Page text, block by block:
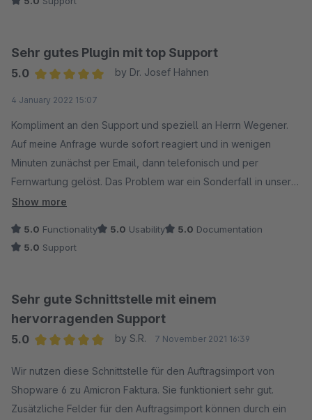
Sehr gutes Plugin mit top Support
5.0
by Dr. Josef Hahnen
4 January 2022 15:07
Kompliment an den Support und speziell an Herrn Wegener.
Auf meine Anfrage wurde sofort reagiert und in wenigen
Minuten zunächst per Email, dann telefonisch und per
Fernwartung gelöst. Das Problem war ein Sonderfall in unserer
speziellen Systemumgebung. Jetzt gerade, genau 3 Stunden
verfügbar (Version 2.4.1) . Aus meiner Sicht hat der Support
schon Referenzklasse.
Show more
5.0 Functionality 5.0 Usability 5.0 Documentation
5.0 Support
Sehr gute Schnittstelle mit einem
hervorragenden Support
5.0
by S.R. 7 November 2021 16:39
Wir nutzen diese Schnittstelle für den Auftragsimport von
Shopware 6 zu Amicron Faktura. Sie funktioniert sehr gut.
Zusätzliche Felder für den Auftragsimport können durch ein